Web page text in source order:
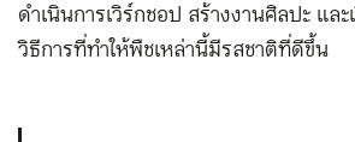
ดำเนินการเวิร์กชอป สร้างงานศิลปะ แล
วิธีการที่ทำให้พืชเหล่านี้มีรสชาติที่ดีขึ้น